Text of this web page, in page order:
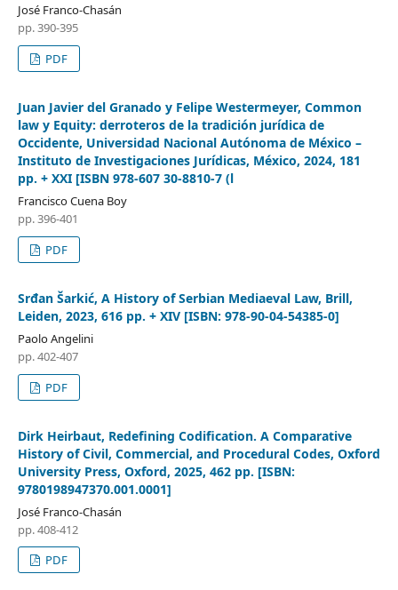
José Franco-Chasán
pp. 390-395
PDF
Juan Javier del Granado y Felipe Westermeyer, Common
law y Equity: derroteros de la tradición jurídica de
Occidente, Universidad Nacional Autónoma de México –
Instituto de Investigaciones Jurídicas, México, 2024, 181
pp. + XXI [ISBN 978-607 30-8810-7 (l
Francisco Cuena Boy
pp. 396-401
PDF
Srđan Šarkić, A History of Serbian Mediaeval Law, Brill,
Leiden, 2023, 616 pp. + XIV [ISBN: 978-90-04-54385-0]
Paolo Angelini
pp. 402-407
PDF
Dirk Heirbaut, Redefining Codification. A Comparative
History of Civil, Commercial, and Procedural Codes, Oxford
University Press, Oxford, 2025, 462 pp. [ISBN:
9780198947370.001.0001]
José Franco-Chasán
pp. 408-412
PDF